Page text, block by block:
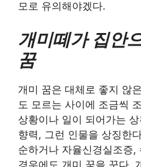
모로 유의해야겠다.
개미떼가 집안
꿈
개미 꿈은 대체로 좋지 않
도 모르는 사이에 조금씩
상황이나 일이 되어가는
향력, 그런 인물을 상징한
순하거나 자율신경실조증,
경우에도 개미 꿈을 꾼다.